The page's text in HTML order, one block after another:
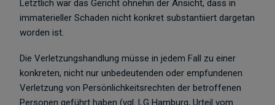
Letztlich war das Gericht ohnehin der Ansicht, dass in
immaterieller Schaden nicht konkret substantiiert dargetan
worden ist.
Die Verletzungshandlung müsse in jedem Fall zu einer
konkreten, nicht nur unbedeutenden oder empfundenen
Verletzung von Persönlichkeitsrechten der betroffenen
Personen geführt haben (vgl. LG Hamburg, Urteil vom